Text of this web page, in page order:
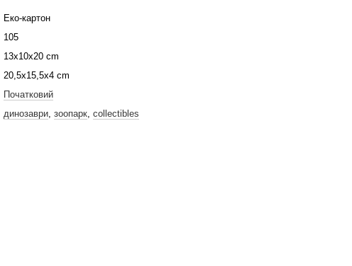
Еко-картон
105
13х10х20 cm
20,5х15,5х4 cm
Початковий
динозаври, зоопарк, collectibles